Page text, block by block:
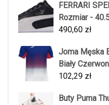
FERRARI
Rozmiar -
490,60 zł
Joma Męska
Biały
102,29 zł
Buty Puma